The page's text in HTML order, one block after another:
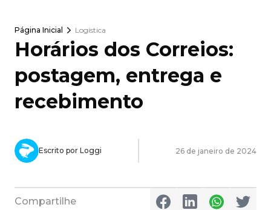
Página Inicial Logística
Horários dos Correios:
postagem, entrega e
recebimento
Escrito por Loggi 26 de janeiro de 2024
Compartilhe